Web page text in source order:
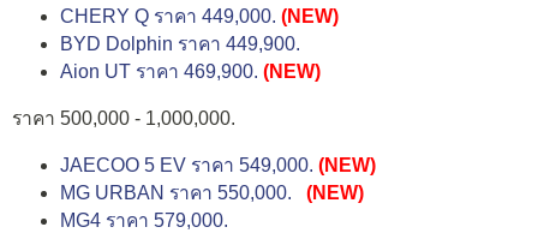
CHERY Q ราคา 449,000. (NEW)
BYD Dolphin ราคา 449,900.
Aion UT ราคา 469,900. (NEW)
ราคา 500,000 - 1,000,000.
JAECOO 5 EV ราคา 549,000. (NEW)
MG URBAN ราคา 550,000.
(NEW)
MG4 ราคา 579,000.